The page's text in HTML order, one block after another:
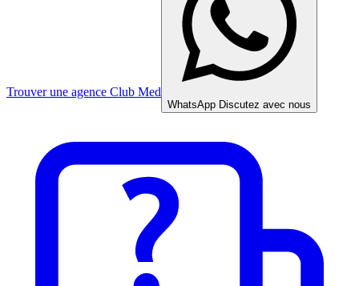
Trouver une agence Club Med
WhatsApp Discutez avec nous